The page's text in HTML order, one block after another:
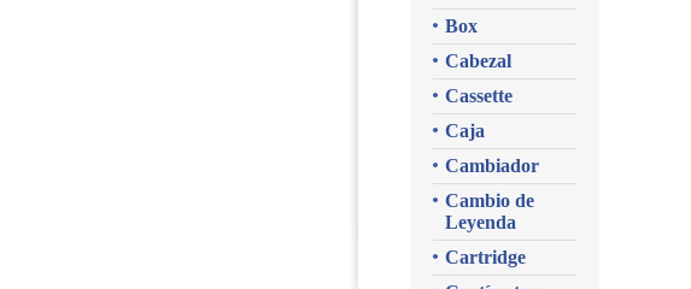
Box
Cabezal
Cassette
Caja
Cambiador
Cambio de
Leyenda
Cartridge